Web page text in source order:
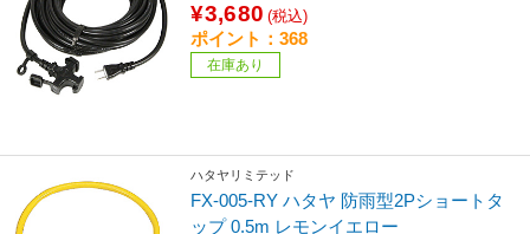
¥3,680 (税込)
ポイント：368
在庫あり
ハタヤリミテッド
FX-005-RY ハタヤ 防雨型2Pショートタ
ップ 0.5m レモンイエロー